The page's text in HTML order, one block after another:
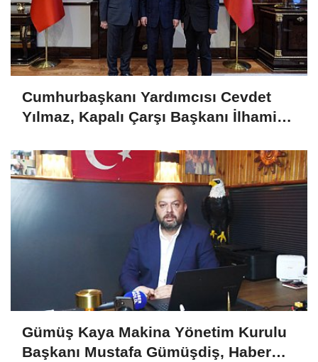
Cumhurbaşkanı Yardımcısı Cevdet
Yılmaz, Kapalı Çarşı Başkanı İlhami
Gümüş Kaya Makina Yönetim Kurulu
Başkanı Mustafa Gümüşdiş, Haber